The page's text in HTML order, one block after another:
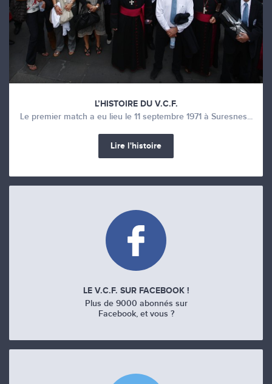
L’HISTOIRE DU V.C.F.
Le premier match a eu lieu le 11 septembre 1971 à Suresnes...
Lire l'histoire
LE V.C.F. SUR FACEBOOK !
Plus de 9000 abonnés sur
Facebook, et vous ?